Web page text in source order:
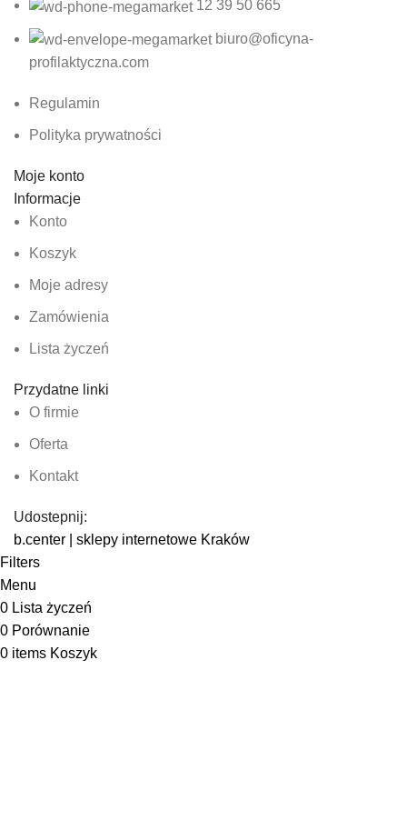
12 39 50 665
biuro@oficyna-
profilaktyczna.com
Regulamin
Polityka prywatności
Moje konto
Informacje
Konto
Koszyk
Moje adresy
Zamówienia
Lista życzeń
Przydatne linki
O firmie
Oferta
Kontakt
Udostepnij:
b.center | sklepy internetowe Kraków
Filters
Menu
0 Lista życzeń
0 Porównanie
0 items Koszyk